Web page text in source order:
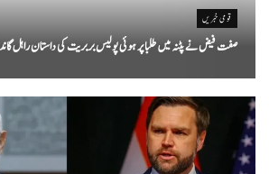
قومی خبریں
صفت فیض نے پٹنہ میں طلبا پر ہوئی پولیس بربریت کی داستان راہل